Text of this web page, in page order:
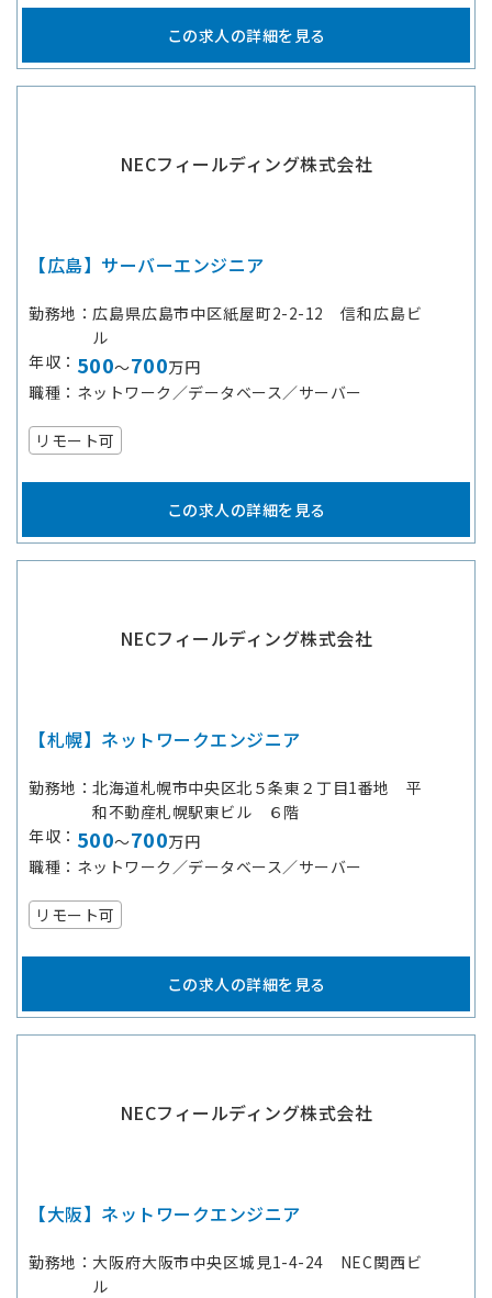
この求人の詳細を見る
NECフィールディング株式会社
【広島】サーバーエンジニア
勤務地
広島県広島市中区紙屋町2-2-12 信和広島ビ
ル
年収
500～700万円
職種
ネットワーク／データベース／サーバー
リモート可
この求人の詳細を見る
NECフィールディング株式会社
【札幌】ネットワークエンジニア
勤務地
北海道札幌市中央区北５条東２丁目1番地 平
和不動産札幌駅東ビル ６階
年収
500～700万円
職種
ネットワーク／データベース／サーバー
リモート可
この求人の詳細を見る
NECフィールディング株式会社
【大阪】ネットワークエンジニア
勤務地
大阪府大阪市中央区城見1-4-24 NEC関西ビ
ル